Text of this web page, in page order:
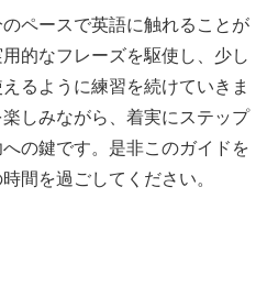
ペースで英語に触れることが
的なフレーズを駆使し、少し
るように練習を続けていきま
しみながら、着実にステップ
の鍵です。是非このガイドを
間を過ごしてください。